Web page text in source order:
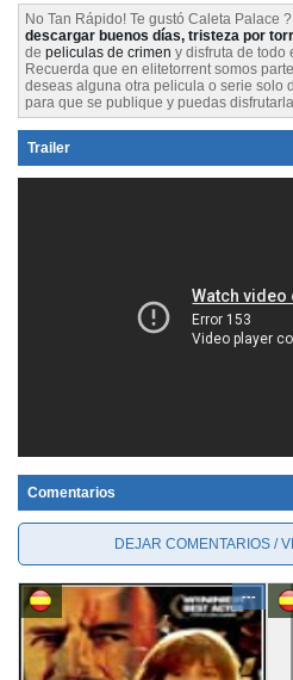
No Tan Rápido! Te gustó Caleta Palace
descargar buenos días, tristeza por
de peliculas de crimen y disfruta de todo
Recuerda que en elitetorrent somos
deseas alguna otra pelicula o serie solo
para que se publique y puedas
Trailer
Comentarios
DEJAR COMENTARIOS /
---